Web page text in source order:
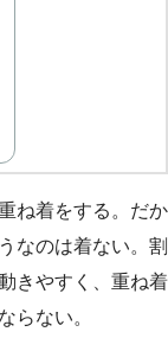
ね着をする。だか
なのは着ない。割
きやすく、重ね着
らない。